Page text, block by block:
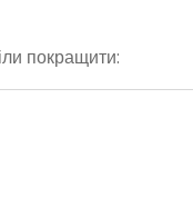
покращити: